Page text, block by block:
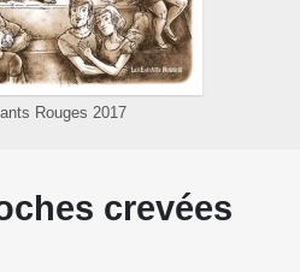
Rouges 2017
crevées